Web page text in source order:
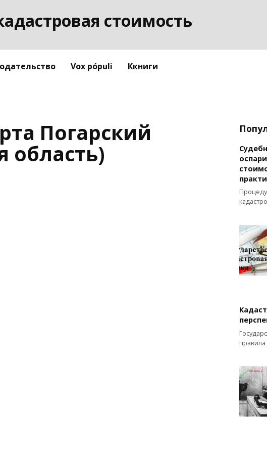
стоимость
Vox pópuli Ккниги
Погарский
область)